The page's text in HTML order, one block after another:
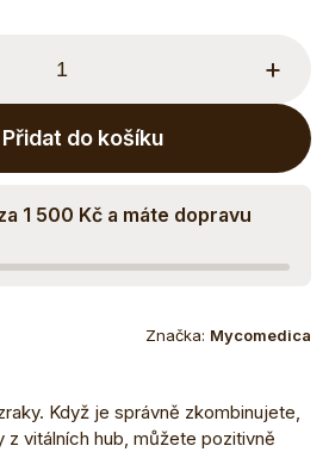
+
Přidat do košíku
1 500 Kč a máte dopravu
Značka: Mycomedica
Když je správně zkombinujete,
vitálních hub, můžete pozitivně